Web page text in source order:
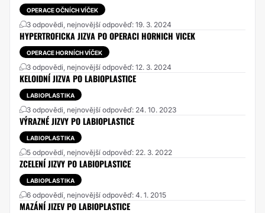
OPERACE OČNÍCH VÍČEK
3 odpovědi, nejnovější odpověď: 19. 3. 2024
HYPERTROFICKA JIZVA PO OPERACI HORNICH VICEK
OPERACE HORNÍCH VÍČEK
3 odpovědi, nejnovější odpověď: 12. 3. 2024
KELOIDNÍ JIZVA PO LABIOPLASTICE
LABIOPLASTIKA
3 odpovědi, nejnovější odpověď: 24. 10. 2023
VÝRAZNÉ JIZVY PO LABIOPLASTICE
LABIOPLASTIKA
5 odpovědí, nejnovější odpověď: 22. 3. 2022
ZCELENÍ JIZVY PO LABIOPLASTICE
LABIOPLASTIKA
6 odpovědí, nejnovější odpověď: 4. 1. 2015
MAZÁNÍ JIZEV PO LABIOPLASTICE